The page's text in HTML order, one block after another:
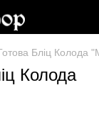
Бліц Колода
Колода